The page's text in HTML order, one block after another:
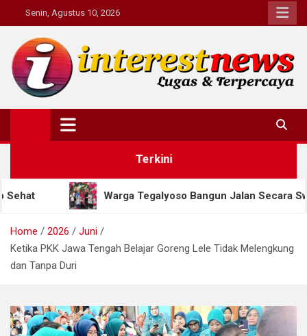
to
content
Senin, Agustus 10, 2026
Interestnews.or.id
Terkini
Warga Tegalyoso Bangun Jalan Secara Swadaya, Habiskan
Home 2026
Juni
Ketika PKK Jawa Tengah Belajar Goreng Lele Tidak Melengkung
dan Tanpa Duri